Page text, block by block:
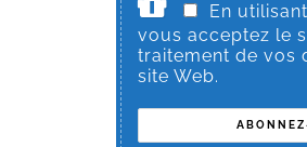
En
vous acceptez le
traitement de vos
site Web.